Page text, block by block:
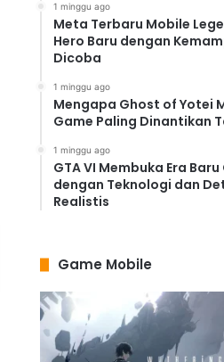
1 minggu ago
Meta Terbaru Mobile
Hero Baru dengan
Dicoba
1 minggu ago
Mengapa Ghost of Yotei
Game Paling Dinantikan
1 minggu ago
GTA VI Membuka Era
dengan Teknologi dan
Realistis
Game Mobile